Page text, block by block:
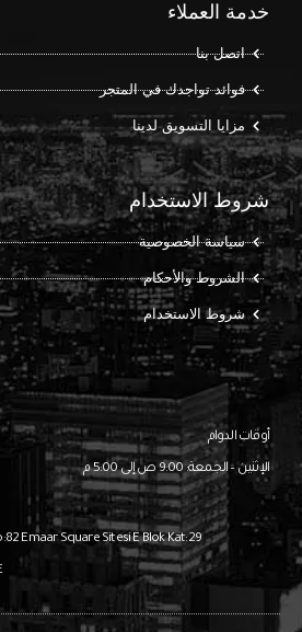
خدمة العملاء
اتصل بنا
فوائد تواجدك في المتجر
مزايا التسويق لدينا
شروط الاستخدام
سياسة الخصوصية
الشروط والأحكام
شروط الاستخدام
أوقات الدوام
الإثنين – الجمعة: 9:00 ص إلى 5:00 م
Emaar Square Sitesi E Blok Kat:29